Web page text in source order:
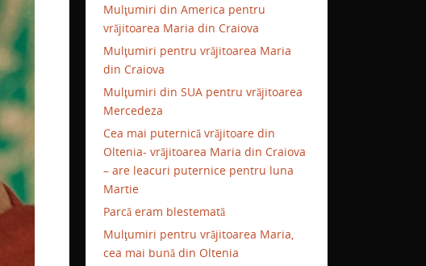
Mulţumiri din America pentru
vrăjitoarea Maria din Craiova
Mulţumiri pentru vrăjitoarea Maria
din Craiova
Mulţumiri din SUA pentru vrăjitoarea
Mercedeza
Cea mai puternică vrăjitoare din
Oltenia- vrăjitoarea Maria din Craiova
– are leacuri puternice pentru luna
Martie
Parcă eram blestemată
Mulţumiri pentru vrăjitoarea Maria,
cea mai bună din Oltenia